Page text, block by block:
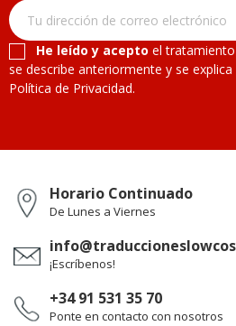
He leído y acepto el
se describe anteriormente y se
Política de Privacidad.
Horario Continuado
De Lunes a Viernes
¡Escríbenos!
+34 91 531 35 70
Ponte en contacto con nosotros